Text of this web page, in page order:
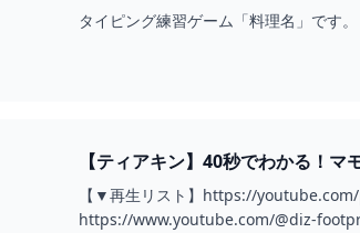
タイピング練習ゲーム「料理名」です
【ティアキン】40秒でわかる！マモノエキスの使い方
ブザキングダム - YOUTUBE
【▼再生リスト】https://youtube.com/
https://www.youtube.com/@diz-